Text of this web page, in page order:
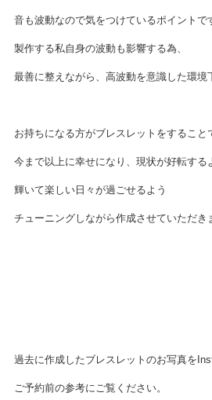
音も波動なので気をつけているポイントで
製作する私自身の波動も影響する為、
最善に整えながら、高波動を意識した環境
お持ちになる方がブレスレットをすること
今まで以上に幸せになり、現状が好転する
輝いて楽しい日々が過ごせるよう
チューニングしながら作成させていただき
過去に作成したブレスレットのお写真を
ご予約前の参考にご覧ください。